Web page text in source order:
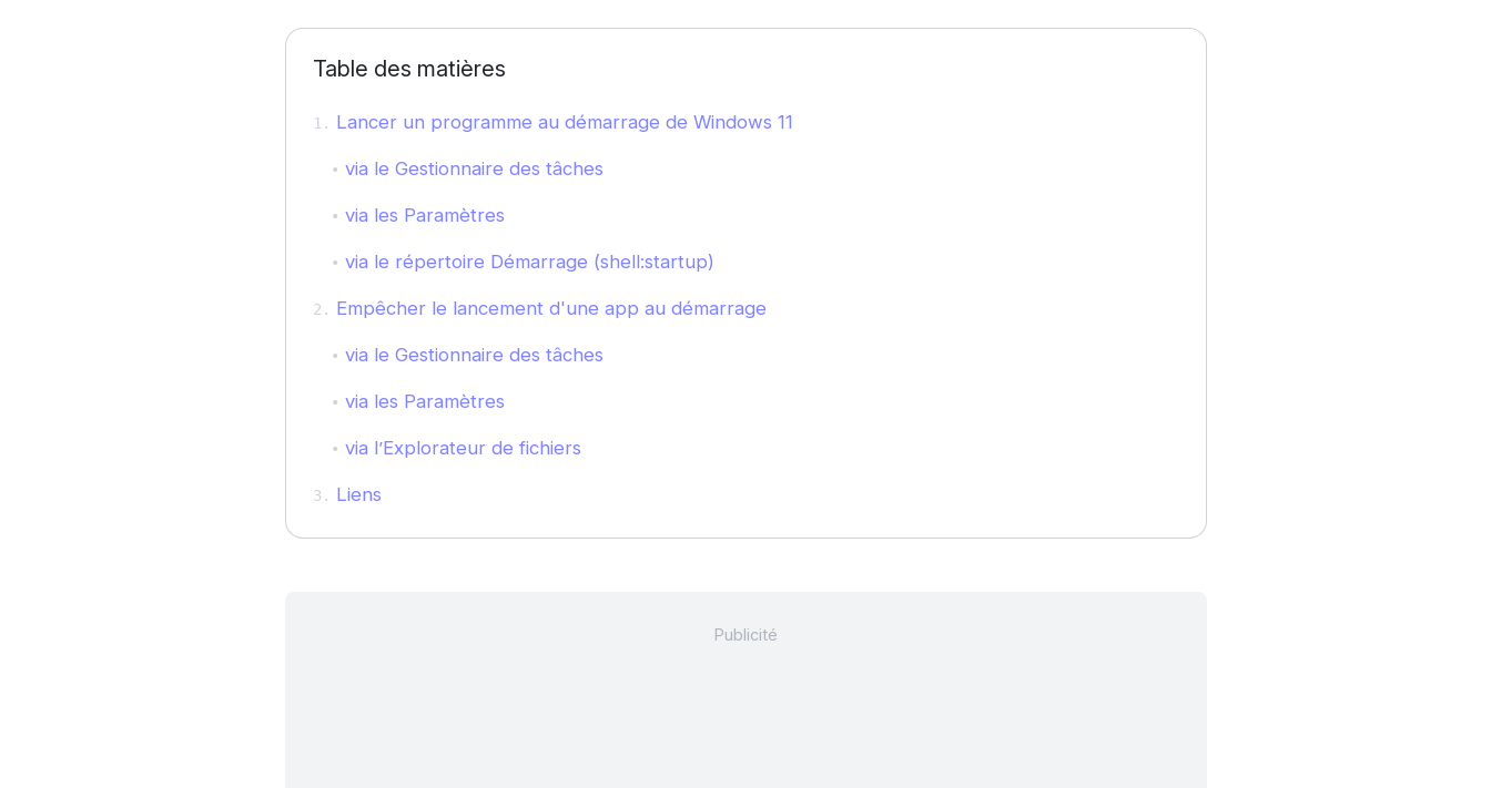
Table des matières
Lancer un programme au démarrage de Windows 11
via le Gestionnaire des tâches
via les Paramètres
via le répertoire Démarrage (shell:startup)
Empêcher le lancement d'une app au démarrage
via le Gestionnaire des tâches
via les Paramètres
via l’Explorateur de fichiers
Liens